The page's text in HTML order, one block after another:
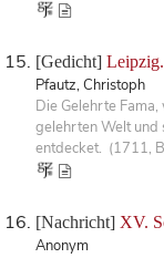
[Gedicht]
Pfautz, Christoph
Die Gelehrte
gelehrten Welt und
entdecket. (1711,
[Nachricht] XV.
Anonym